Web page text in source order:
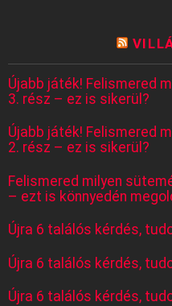
Újabb játék! Felismered
3. rész – ez is sikerül?
Újabb játék! Felismered
2. rész – ez is sikerül?
Felismered milyen
– ezt is könnyedén
Újra 6 találós kérdés,
Újra 6 találós kérdés,
Újra 6 találós kérdés,